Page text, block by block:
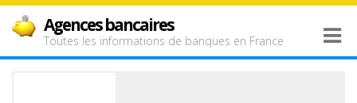
Agences bancaires
Toutes les informations de banques en France